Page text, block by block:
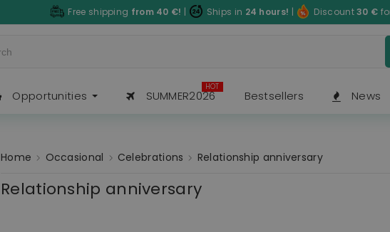
Free shipping from 40 €! | Ships in 24 hours! | Discount30 €
Opportunities SUMMER2026
HOT
Bestsellers News
Home Occasional Celebrations Relationship anniversary
Relationship anniversary